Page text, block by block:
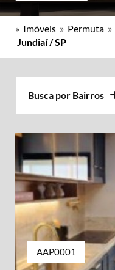
» Imóveis » Permuta »
Jundiaí / SP
Busca por Bairros
AAP0001